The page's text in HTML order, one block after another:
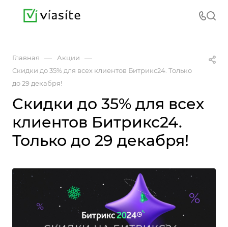
Главная — Акции —
Скидки до 35% для всех клиентов Битрикс24. Только
до 29 декабря!
Скидки до 35% для всех
клиентов Битрикс24.
Только до 29 декабря!